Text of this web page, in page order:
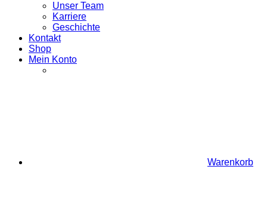
Unser Team
Karriere
Geschichte
Kontakt
Shop
Mein Konto
Warenkorb